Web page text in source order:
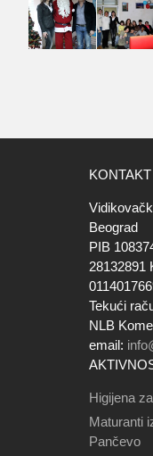
KONTAKT
Beograd
PIB
28132891
Tekući
NLB
email:
Higijena
Maturanti
Pančevo